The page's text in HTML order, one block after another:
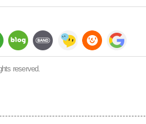
reserved.